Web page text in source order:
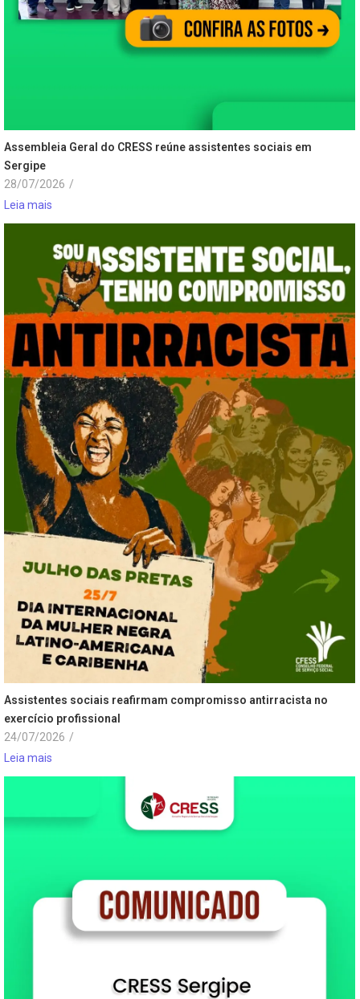
Assembleia Geral do CRESS reúne assistentes sociais em
Sergipe
28/07/2026 /
Leia mais
Assistentes sociais reafirmam compromisso antirracista no
exercício profissional
24/07/2026 /
Leia mais